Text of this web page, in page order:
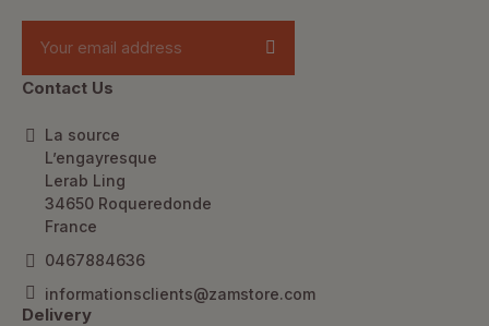
Contact Us
La source
L’engayresque
Lerab Ling
34650 Roqueredonde
France
0467884636
informationsclients@zamstore.com
Delivery